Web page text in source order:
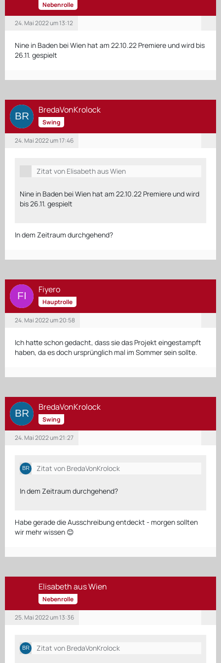
14.02.2023 - 19.02.2023 - Leipzig, Oper
21.02.2023 - 05.03.2023 - Lausanne, Théâtre de Beaulieu
04.04.2023 - 16.04.2023 - Frankfurt, Alte Oper
Nebenrolle
24. Mai 2022 um 13:12
Nine in Baden bei Wien hat am 22.10.22 Premiere und wird bis
26.11. gespielt
BredaVonKrolock
Swing
24. Mai 2022 um 17:46
Zitat von Elisabeth aus Wien
Nine in Baden bei Wien hat am 22.10.22 Premiere und wird
bis 26.11. gespielt
In dem Zeitraum durchgehend?
Fiyero
Hauptrolle
24. Mai 2022 um 20:58
Ich hatte schon gedacht, dass sie das Projekt eingestampft
haben, da es doch ursprünglich mal im Sommer sein sollte.
BredaVonKrolock
Swing
24. Mai 2022 um 21:27
Zitat von BredaVonKrolock
In dem Zeitraum durchgehend?
Habe gerade die Ausschreibung entdeckt - morgen sollten
wir mehr wissen 😊
Elisabeth aus Wien
Nebenrolle
25. Mai 2022 um 13:36
Zitat von BredaVonKrolock